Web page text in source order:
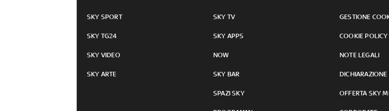
SKY SPORT
SKY TG24
SKY VIDEO
SKY ARTE
SKY TV
SKY APPS
NOW
SKY BAR
SPAZI SKY
GESTIONE
COOKIE POLICY
NOTE LEGALI
DICHIARAZIONE
OFFERTA SKY